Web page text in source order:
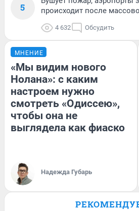
5
происходит после
4 632 Обсудить
МНЕНИЕ
«Мы видим нового
Нолана»: с каким
настроем нужно
смотреть «Одиссею»,
чтобы она не
выглядела как фиаско
Надежда Губарь